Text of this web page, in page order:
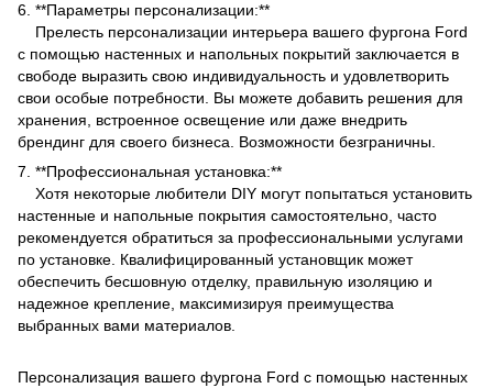
6. **Параметры персонализации:**
Прелесть персонализации интерьера вашего фургона Ford
с помощью настенных и напольных покрытий заключается в
свободе выразить свою индивидуальность и удовлетворить
свои особые потребности. Вы можете добавить решения для
хранения, встроенное освещение или даже внедрить
брендинг для своего бизнеса. Возможности безграничны.
7. **Профессиональная установка:**
Хотя некоторые любители DIY могут попытаться установить
настенные и напольные покрытия самостоятельно, часто
рекомендуется обратиться за профессиональными услугами
по установке. Квалифицированный установщик может
обеспечить бесшовную отделку, правильную изоляцию и
надежное крепление, максимизируя преимущества
выбранных вами материалов.
Персонализация вашего фургона Ford с помощью настенных